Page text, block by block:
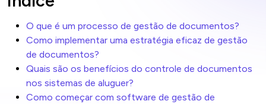
O que é um processo de gestão de documentos?
Como implementar uma estratégia eficaz de gestão
de documentos?
Quais são os benefícios do controle de documentos
nos sistemas de aluguer?
Como começar com software de gestão de